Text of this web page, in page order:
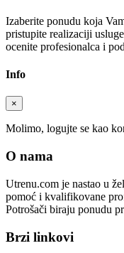
Izaberite ponudu koja
pristupite realizaciji
ocenite profesionalca i
Info
×
Molimo, logujte se kao
O nama
Utrenu.com je nastao u
pomoć i kvalifikovane
Potrošači biraju ponudu
Brzi linkovi